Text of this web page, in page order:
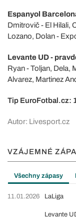
Espanyol
Dmitrovič - El Hilali,
Lozano, Dolan -
Levante UD -
Ryan - Toljan, Dela,
Alvarez, Martinez
Tip EuroFotbal.cz:
Autor: Livesport.cz
VZÁJEMNÉ
Všechny zápasy
11.01.2026
Levante
LaLiga